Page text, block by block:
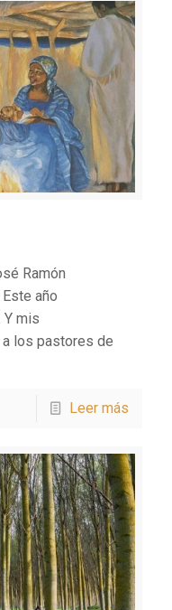
Ramón
año
Y mis
a los pastores de
Leer más